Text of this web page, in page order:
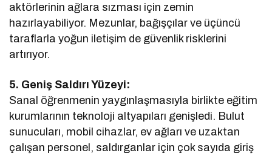
aktörlerinin ağlara sızması için zemin
hazırlayabiliyor. Mezunlar, bağışçılar ve üçüncü
taraflarla yoğun iletişim de güvenlik risklerini
artırıyor.
5. Geniş Saldırı Yüzeyi:
Sanal öğrenmenin yaygınlaşmasıyla birlikte eğitim
kurumlarının teknoloji altyapıları genişledi. Bulut
sunucuları, mobil cihazlar, ev ağları ve uzaktan
çalışan personel, saldırganlar için çok sayıda giriş